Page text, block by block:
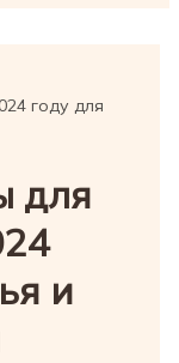
году для
для
и